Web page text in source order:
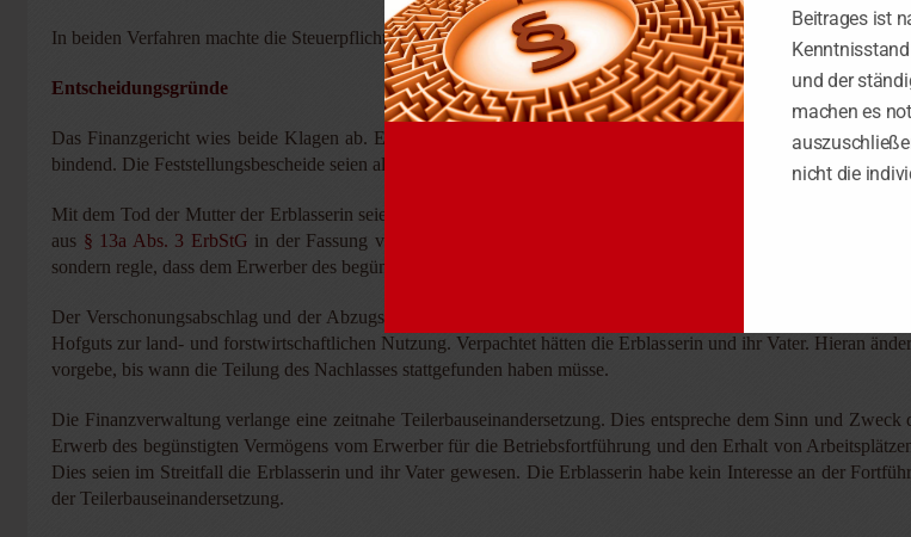
In beiden Verfahren machte die Steuerpflichtige außerdem geltend, die angesetzten Grundbesitzwerte seien zu
Entscheidungsgründe
Das Finanzgericht wies beide Klagen ab. Es überprüfte jeweils die Wertansätze nicht. Die gesondert
bindend. Die Feststellungsbescheide seien als Grundlagenbescheide gesondert anzufechten und in diesen
Mit dem Tod der Mutter der Erblasserin seien die Erblasserin und ihr Vater je zur Hälfte Erben geworden und
aus § 13a Abs. 3 ErbStG in der Fassung vom 24.12.2008. Diese Norm führe nicht zu einer abweichenden
sondern regle, dass dem Erwerber des begünstigten Vermögens die vollen Freibeträge nach
Der Verschonungsabschlag und der Abzugsbetrag stünden als Steuervergünstigungen dem Erben zu, der das
Hofguts zur land- und forstwirtschaftlichen Nutzung. Verpachtet hätten die Erblasserin und ihr Vater. Hieran
vorgebe, bis wann die Teilung des Nachlasses stattgefunden haben müsse.
Die Finanzverwaltung verlange eine zeitnahe Teilerbauseinandersetzung. Dies entspreche dem Sinn und
Erwerb des begünstigten Vermögens vom Erwerber für die Betriebsfortführung und den Erhalt von
Dies seien im Streitfall die Erblasserin und ihr Vater gewesen. Die Erblasserin habe kein Interesse an der
der Teilerbauseinandersetzung.
Beitrages ist
und der
machen es
nicht die